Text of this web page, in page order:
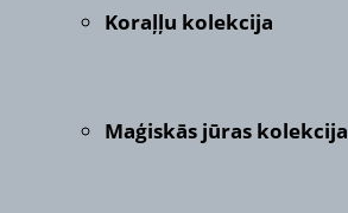
Koraļļu kolekcija
Maģiskās jūras kolekcija